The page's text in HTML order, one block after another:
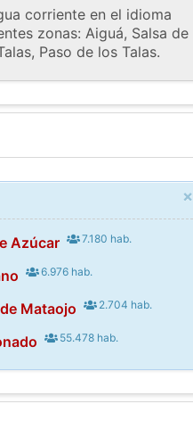
corriente en el idioma
zonas: Aiguá, Salsa de
Paso de los Talas.
×
Azúcar 7.180 hab.
6.976 hab.
Mataojo 2.704 hab.
55.478 hab.